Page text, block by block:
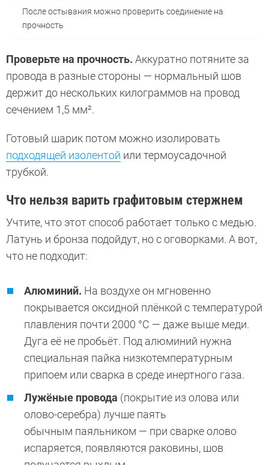
После остывания можно проверить соединение на
прочность
Проверьте на прочность. Аккуратно потяните за
провода в разные стороны — нормальный шов
держит до нескольких килограммов на провод
сечением 1,5 мм².
Готовый шарик потом можно изолировать
подходящей изолентой или термоусадочной
трубкой.
Что нельзя варить графитовым стержнем
Учтите, что этот способ работает только с медью.
Латунь и бронза подойдут, но с оговорками. А вот,
что не подходит:
Алюминий. На воздухе он мгновенно
покрывается оксидной плёнкой с температурой
плавления почти 2000 °C — даже выше меди.
Дуга её не пробьёт. Под алюминий нужна
специальная пайка низкотемпературным
припоем или сварка в среде инертного газа.
Лужёные провода (покрытие из олова или
олово-серебра) лучше паять
обычным паяльником — при сварке олово
испаряется, появляются раковины, шов